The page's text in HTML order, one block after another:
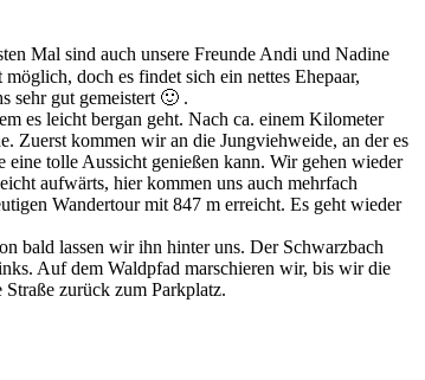
Mal sind auch unsere Freunde Andi und Nadine
doch es findet sich ein nettes Ehepaar,
sehr gut gemeistert 🙂 .
es leicht bergan geht. Nach ca. einem Kilometer
Zuerst kommen wir an die Jungviehweide, an der es
tolle Aussicht genießen kann. Wir gehen wieder
aufwärts, hier kommen uns auch mehrfach
Wandertour mit 847 m erreicht. Es geht wieder
bald lassen wir ihn hinter uns. Der Schwarzbach
Auf dem Waldpfad marschieren wir, bis wir die
zurück zum Parkplatz.